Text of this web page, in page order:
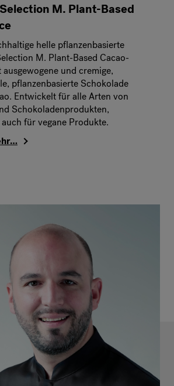
M. Plant-Based
helle pflanzenbasierte
M. Plant-Based Cacao-
ausgewogene und cremige,
pflanzenbasierte Schokolade
Entwickelt für alle Arten von
Schokoladenprodukten,
für vegane Produkte.